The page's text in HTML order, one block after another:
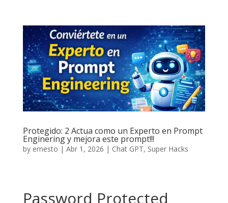
Protegido: 2 Actua como un Experto en Prompt
Enginering y mejora este prompt!!!
by ernesto | Abr 1, 2026 | Chat GPT, Super Hacks
Password Protected